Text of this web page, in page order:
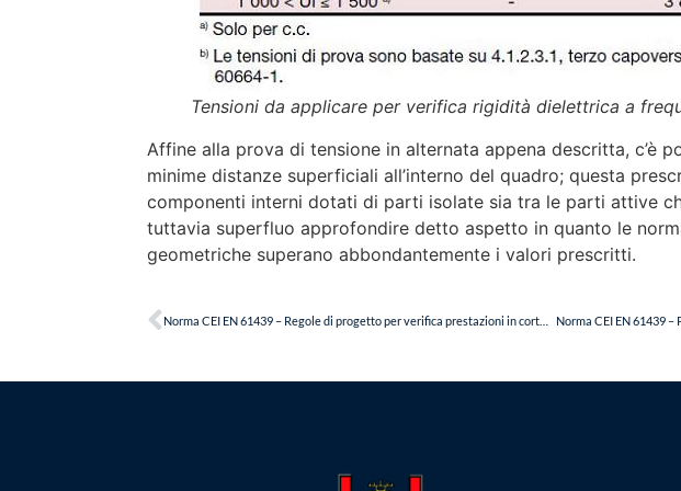
Tensioni da applicare per verifica rigidità dielettrica a
Affine alla prova di tensione in alternata appena descritta, c’è
minime distanze superficiali all’interno del quadro; questa
componenti interni dotati di parti isolate sia tra le parti attive
tuttavia superfluo approfondire detto aspetto in quanto le
geometriche superano abbondantemente i valori prescritti.
Norma CEI EN 61439